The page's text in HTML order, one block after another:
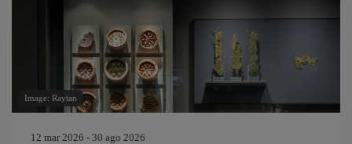
Image: Raytan
12 mar 2026 - 30 ago 2026